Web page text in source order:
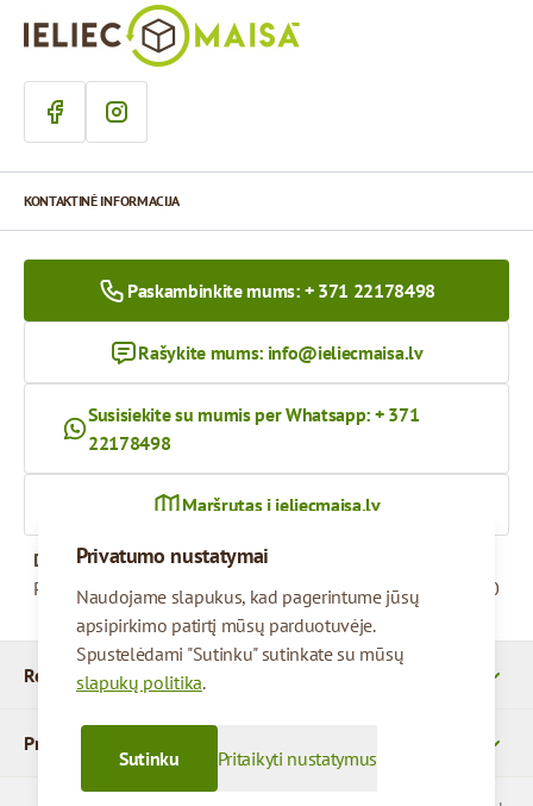
Privatumo nustatymai
Naudojame slapukus, kad pagerintume jūsų
apsipirkimo patirtį mūsų parduotuvėje.
Spustelėdami "Sutinku" sutinkate su mūsų
slapukų politika.
Pritaikyti nustatymus
Sutinku
Rekvizitai
Produktai
KONTAKTINĖ INFORMACIJA
Paskambinkite mums: + 371 22178498
Rašykite mums: info@ieliecmaisa.lv
Susisiekite su mumis per Whatsapp: + 371
22178498
Maršrutas į ieliecmaisa.lv
Darbo valandos
Pirmadienis – penktadienis
09:00 - 17:00